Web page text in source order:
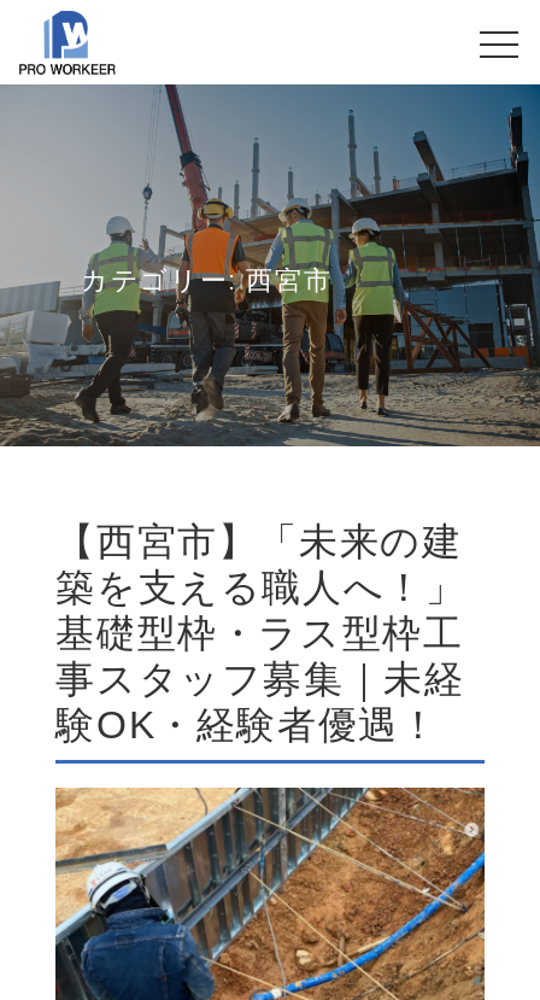
カテゴリー:西宮市
【西宮市】「未来の建
築を支える職人へ！」
基礎型枠・ラス型枠工
事スタッフ募集｜未経
験OK・経験者優遇！